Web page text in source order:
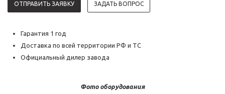
ОТПРАВИТЬ ЗАЯВКУ ЗАДАТЬ ВОПРОС
Гарантия 1 год
Доставка по всей территории РФ и ТС
Официальный дилер завода
Фото оборудования